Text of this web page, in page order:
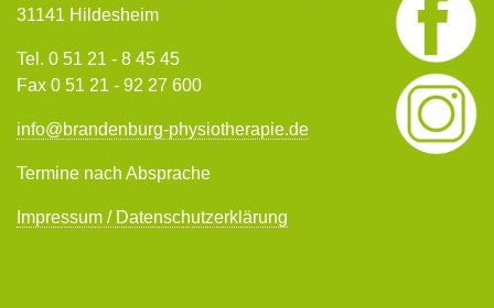
31141 Hildesheim
Tel. 0 51 21 - 8 45 45
Fax 0 51 21 - 92 27 600
info@brandenburg-physiotherapie.de
Termine nach Absprache
Impressum / Datenschutzerklärung